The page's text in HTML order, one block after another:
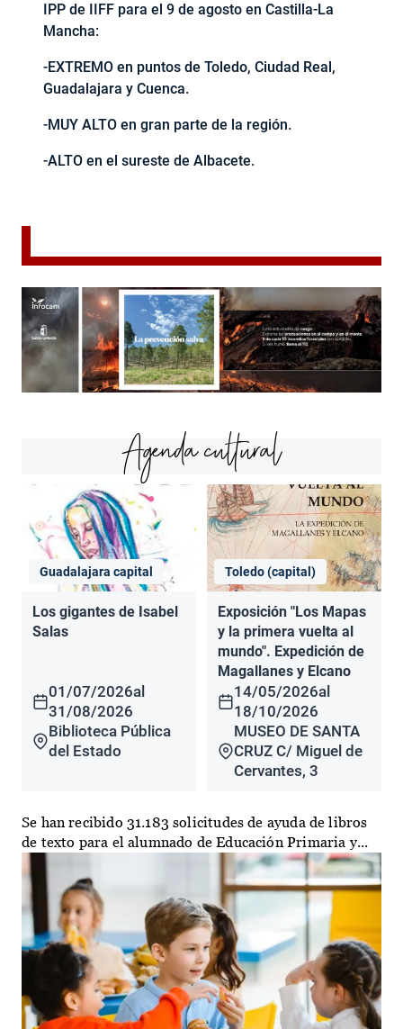
IPP de IIFF para el 9 de agosto en Castilla-La
Mancha:
-EXTREMO en puntos de Toledo, Ciudad Real,
Guadalajara y Cuenca.
-MUY ALTO en gran parte de la región.
-ALTO en el sureste de Albacete.
Agenda cultural
Guadalajara capital
Los gigantes de Isabel
Salas
01/07/2026al
31/08/2026
Biblioteca Pública
del Estado
Toledo (capital)
Exposición "Los Mapas
y la primera vuelta al
mundo". Expedición de
Magallanes y Elcano
14/05/2026al
18/10/2026
MUSEO DE SANTA
CRUZ C/ Miguel de
Cervantes, 3
Se han recibido 31.183 solicitudes de ayuda de libros
de texto para el alumnado de Educación Primaria y...